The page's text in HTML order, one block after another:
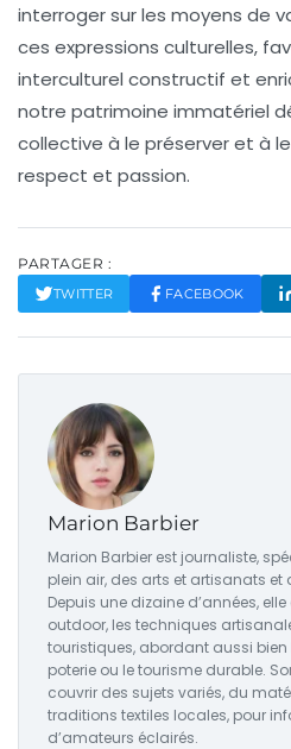
interroger sur les moyens de
ces expressions culturelles,
interculturel constructif et
notre patrimoine immatériel
collective à le préserver et à
respect et passion.
PARTAGER :
TWITTER FACEBOOK
Marion Barbier
Marion Barbier est journaliste,
plein air, des arts et artisanats
Depuis une dizaine d’années,
outdoor, les techniques
touristiques, abordant aussi
poterie ou le tourisme durable.
couvrir des sujets variés, du
traditions textiles locales, pour
d’amateurs éclairés.